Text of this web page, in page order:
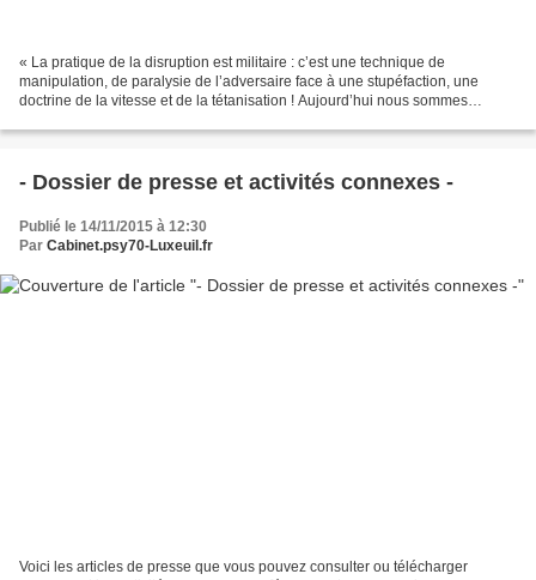
« La pratique de la disruption est militaire : c’est une technique de
manipulation, de paralysie de l’adversaire face à une stupéfaction, une
doctrine de la vitesse et de la tétanisation ! Aujourd’hui nous sommes
- Dossier de presse et activités connexes -
Publié le 14/11/2015 à 12:30
Par Cabinet.psy70-Luxeuil.fr
Voici les articles de presse que vous pouvez consulter ou télécharger